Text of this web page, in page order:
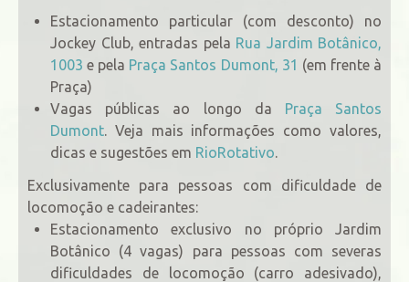
Estacionamento particular (com desconto) no
Jockey Club, entradas pela Rua Jardim Botânico,
1003 e pela Praça Santos Dumont, 31 (em frente à
Praça)
Vagas públicas ao longo da Praça Santos
Dumont. Veja mais informações como valores,
dicas e sugestões em RioRotativo.
Exclusivamente para pessoas com dificuldade de
locomoção e cadeirantes:
Estacionamento exclusivo no próprio Jardim
Botânico (4 vagas) para pessoas com severas
dificuldades de locomoção (carro adesivado),